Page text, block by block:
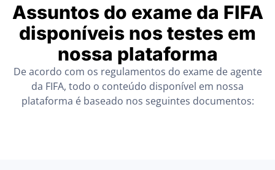
Assuntos do exame da FIFA
disponíveis nos testes em
nossa plataforma
De acordo com os regulamentos do exame de agente
da FIFA, todo o conteúdo disponível em nossa
plataforma é baseado nos seguintes documentos: